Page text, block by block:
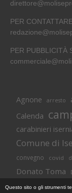
PER
PER PUBBLICITÀ
Agnone arresto
Calenda
carabinieri
Comune di
convegno covid
Donato Toma
Isernia
Questo sito o gli strumenti